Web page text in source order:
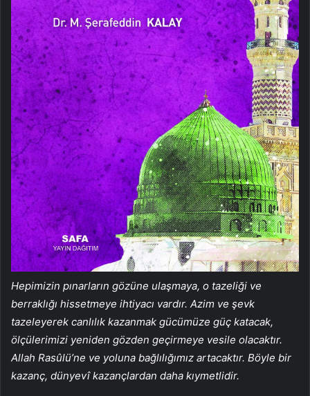
Hepimizin pınarların gözüne ulaşmaya, o tazeliği ve
berraklığı hissetmeye ihtiyacı vardır. Azim ve şevk
tazeleyerek canlılık kazanmak gücümüze güç katacak,
ölçülerimizi yeniden gözden geçirmeye vesile olacaktır.
Allah Rasûlü’ne ve yoluna bağlılığımız artacaktır. Böyle bir
kazanç, dünyevî kazançlardan daha kıymetlidir.